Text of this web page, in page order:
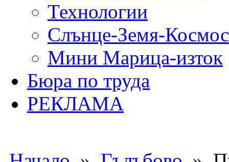
Технологии
Слънце-Земя-Космос
Мини Марица-изток
Бюра по труда
РЕКЛАМА